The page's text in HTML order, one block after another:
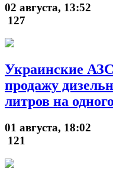
02 августа, 13:52
127
Украинские
продажу
литров на
01 августа, 18:02
121